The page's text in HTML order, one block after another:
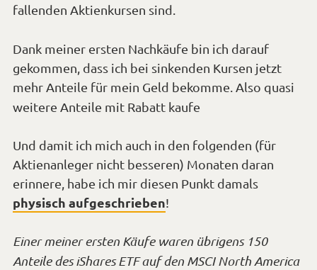
fallenden Aktienkursen sind.
Dank meiner ersten Nachkäufe bin ich darauf
gekommen, dass ich bei sinkenden Kursen jetzt
mehr Anteile für mein Geld bekomme. Also quasi
weitere Anteile mit Rabatt kaufe
zwinkern*
Und damit ich mich auch in den folgenden (für
Aktienanleger nicht besseren) Monaten daran
erinnere, habe ich mir diesen Punkt damals
physisch aufgeschrieben!
Einer meiner ersten Käufe waren übrigens 150
Anteile des iShares ETF auf den MSCI North America